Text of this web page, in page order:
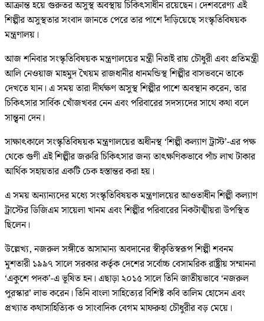
আক্রান্ত হয়ে গুরুতর অসুস্থ অবস্থায় চিকিৎসাধীন রয়েছেন। দেশবরেণ্য এই
শিল্পীর অসুস্থতার সংবাদ জানতে পেরে তার পাশে দাঁড়িয়েছে সংস্কৃতিবিষয়ক
মন্ত্রণালয়।
আজ শনিবার সংস্কৃতিবিষয়ক মন্ত্রণালয়ের মন্ত্রী নিতাই রায় চৌধুরী এবং প্রতিমন্ত্রী
আলি নেওয়াজ মাহমুদ খৈয়ম রাজধানীর ধানমন্ডিস্থ শিল্পীর বাসভবনে তাকে
দেখতে যান। এ সময় তারা দীর্ঘক্ষণ অসুস্থ শিল্পীর পাশে অবস্থান করেন, তার
চিকিৎসার সার্বিক খোঁজখবর নেন এবং পরিবারের সদস্যদের সাথে কথা বলে
সান্ত্বনা দেন।
সাক্ষাৎকালে সংস্কৃতিবিষয়ক মন্ত্রণালয়ের অধীনস্থ ‘শিল্পী কল্যাণ ট্রাস্ট’-এর পক্ষ
থেকে গুণী এই শিল্পীর জরুরি চিকিৎসার জন্য তাৎক্ষণিকভাবে পাঁচ লাখ টাকার
আর্থিক সহায়তার একটি চেক হস্তান্তর করা হয়।
এ সময় অন্যান্যদের মধ্যে সংস্কৃতিবিষয়ক মন্ত্রণালয়ের আওতাধীন শিল্পী কল্যাণ
ট্রাস্টের ডিজিএম সায়েলা খানম এবং শিল্পীর পরিবারের নিকটাত্মীয়রা উপস্থিত
ছিলেন।
উল্লেখ্য, নজরুল সঙ্গীতে অসামান্য অবদানের স্বীকৃতিস্বরূপ শিল্পী শবনম
মুশতারী ১৯৯৭ সালে সরকার কর্তৃক দেশের সর্বোচ্চ বেসামরিক রাষ্ট্রীয় সম্মাননা
‘একুশে পদক’-এ ভূষিত হন। এছাড়া ২০১৫ সালে তিনি জাতীয়ভাবে ‘নজরুল
পুরস্কার’ লাভ করেন। তিনি বাংলা সাহিত্যের বিশিষ্ট কবি তালিম হোসেন এবং
প্রখ্যাত কথাসাহিত্যিক ও সাংবাদিক বেগম মাফরুহা চৌধুরীর বড় মেয়ে।